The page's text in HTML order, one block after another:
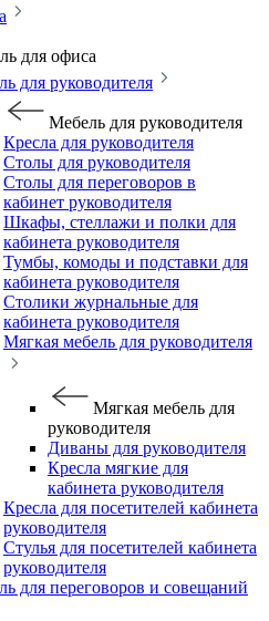
для офиса
для руководителя
Мебель для руководителя
Кресла для руководителя
Столы для руководителя
Столы для переговоров в
кабинет руководителя
Шкафы, стеллажи и полки для
кабинета руководителя
Тумбы, комоды и подставки для
кабинета руководителя
Столики журнальные для
кабинета руководителя
Мягкая мебель для руководителя
Мягкая мебель для
руководителя
Диваны для руководителя
Кресла мягкие для
кабинета руководителя
Кресла для посетителей кабинета
руководителя
Стулья для посетителей кабинета
руководителя
для переговоров и совещаний